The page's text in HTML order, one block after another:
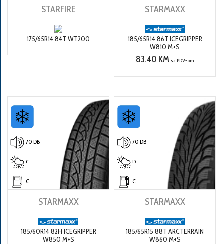
STARFIRE
175/65R14 84T WT200
STARMAXX
185/65R14 86T ICEGRIPPER
W810 M+S
83.40 KM sa PDV-om
70 DB
C
C
STARMAXX
185/60R14 82H ICEGRIPPER
W850 M+S
70 DB
D
C
STARMAXX
185/65R15 88T ARCTERRAIN
W860 M+S